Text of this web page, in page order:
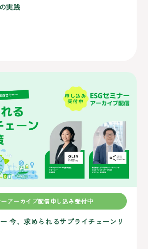
実践
アーカイブ配信申し込み受付中
今、求められるサプライチェーンリ